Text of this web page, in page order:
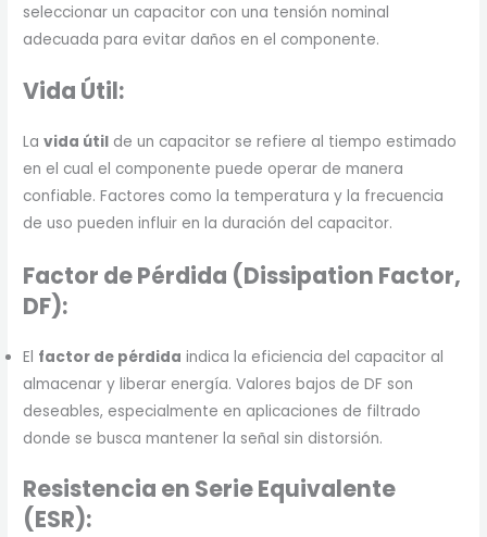
seleccionar un capacitor con una tensión nominal
adecuada para evitar daños en el componente.
Vida Útil:
Lavida útil de un capacitor se refiere al tiempo estimado
en el cual el componente puede operar de manera
confiable. Factores como la temperatura y la frecuencia
de uso pueden influir en la duración del capacitor.
Factor de Pérdida (Dissipation Factor,
DF):
El factor de pérdida indica la eficiencia del capacitor al
almacenar y liberar energía. Valores bajos de DF son
deseables, especialmente en aplicaciones de filtrado
donde se busca mantener la señal sin distorsión.
Resistencia en Serie Equivalente
(ESR):